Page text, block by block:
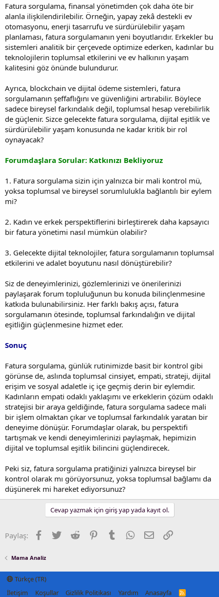
Fatura sorgulama, finansal yönetimden çok daha öte bir
alanla ilişkilendirilebilir. Örneğin, yapay zekâ destekli ev
otomasyonu, enerji tasarrufu ve sürdürülebilir yaşam
planlaması, fatura sorgulamanın yeni boyutlarıdır. Erkekler bu
sistemleri analitik bir çerçevede optimize ederken, kadınlar bu
teknolojilerin toplumsal etkilerini ve ev halkının yaşam
kalitesini göz önünde bulundurur.
Ayrıca, blockchain ve dijital ödeme sistemleri, fatura
sorgulamanın şeffaflığını ve güvenliğini artırabilir. Böylece
sadece bireysel farkındalık değil, toplumsal hesap verebilirlik
de güçlenir. Sizce gelecekte fatura sorgulama, dijital eşitlik ve
sürdürülebilir yaşam konusunda ne kadar kritik bir rol
oynayacak?
Forumdaşlara Sorular: Katkınızı Bekliyoruz
1. Fatura sorgulama sizin için yalnızca bir mali kontrol mü,
yoksa toplumsal ve bireysel sorumlulukla bağlantılı bir eylem
mi?
2. Kadın ve erkek perspektiflerini birleştirerek daha kapsayıcı
bir fatura yönetimi nasıl mümkün olabilir?
3. Gelecekte dijital teknolojiler, fatura sorgulamanın toplumsal
etkilerini ve adalet boyutunu nasıl dönüştürebilir?
Siz de deneyimlerinizi, gözlemlerinizi ve önerilerinizi
paylaşarak forum topluluğunun bu konuda bilinçlenmesine
katkıda bulunabilirsiniz. Her farklı bakış açısı, fatura
sorgulamanın ötesinde, toplumsal farkındalığın ve dijital
eşitliğin güçlenmesine hizmet eder.
Sonuç
Fatura sorgulama, günlük rutinimizde basit bir kontrol gibi
görünse de, aslında toplumsal cinsiyet, empati, strateji, dijital
erişim ve sosyal adaletle iç içe geçmiş derin bir eylemdir.
Kadınların empati odaklı yaklaşımı ve erkeklerin çözüm odaklı
stratejisi bir araya geldiğinde, fatura sorgulama sadece mali
bir işlem olmaktan çıkar ve toplumsal farkındalık yaratan bir
deneyime dönüşür. Forumdaşlar olarak, bu perspektifi
tartışmak ve kendi deneyimlerinizi paylaşmak, hepimizin
dijital ve toplumsal eşitlik bilincini güçlendirecek.
Peki siz, fatura sorgulama pratiğinizi yalnızca bireysel bir
kontrol olarak mı görüyorsunuz, yoksa toplumsal bağlamı da
düşünerek mi hareket ediyorsunuz?
Cevap yazmak için giriş yap yada kayıt ol.
Paylaş: Facebook
TwitterReddit PinterestTumblrWhatsApp
E-postaLink
Mama Analiz
Türkçe (TR)
İletişim
Koşullar Gizlilik Politikası Yardım Anasayfa
R